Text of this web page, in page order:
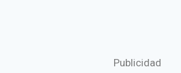
Publicidad